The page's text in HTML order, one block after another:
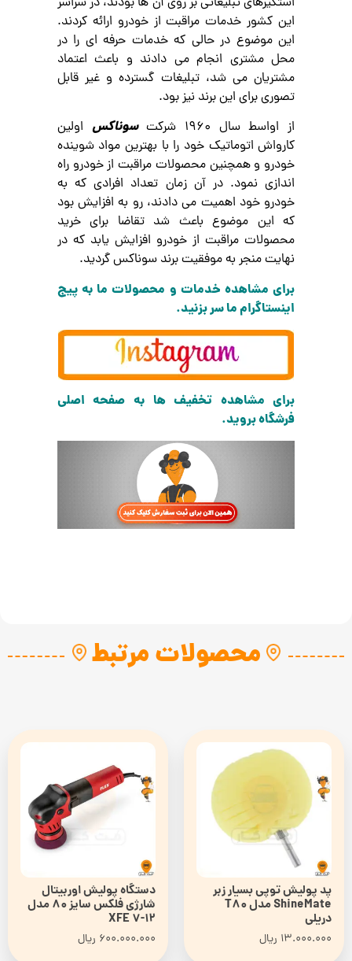
این کشور خدمات مراقبت از خودرو ارائه کردند.
این موضوع در حالی که خدمات حرفه ای را در
محل مشتری انجام می دادند و باعث اعتماد
مشتریان می شد، تبلیغات گسترده و غیر قابل
تصوری برای این برند نیز بود.
از اواسط سال 1960 شرکت
سوناکس اولین
کارواش اتوماتیک خود را با بهترین مواد شوینده
خودرو و همچنین محصولات مراقبت از خودرو راه
اندازی نمود. در آن زمان تعداد افرادی که به
خودرو خود اهمیت می دادند، رو به افزایش بود
که این موضوع باعث شد تقاضا برای خرید
محصولات مراقبت از خودرو افزایش یابد که در
نهایت منجر به موفقیت برند سوناکس گردید.
برای مشاهده خدمات و محصولات ما به پیج
اینستاگرام ما سر بزنید.
برای مشاهده تخفیف ها به صفحه اصلی
فرشگاه بروید.
محصولات مرتبط
پد پولیش توپی بسیار زبر
ShineMate مدل T80
دریلی
13.000.000 ریال
دستگاه پولیش اوربیتال
شارژی فلکس سایز 80 مدل
XFE 7-12
600.000.000 ریال